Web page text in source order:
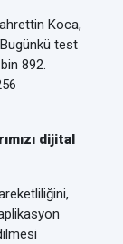
Koca,
test
892.
dijital